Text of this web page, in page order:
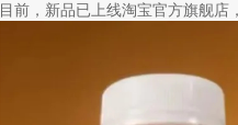
目前，新品已上线淘宝官方旗舰店